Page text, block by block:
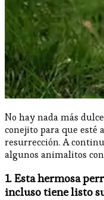
No hay nada más
conejito para que esté
resurrección. A
algunos animalitos
1. Esta hermosa
incluso tiene listo